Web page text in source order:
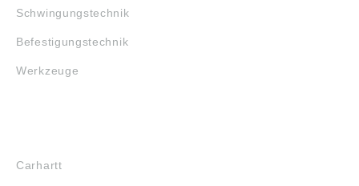
Schwingungstechnik
Befestigungstechnik
Werkzeuge
Carhartt